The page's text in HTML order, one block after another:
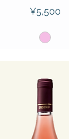
Price
¥5,500